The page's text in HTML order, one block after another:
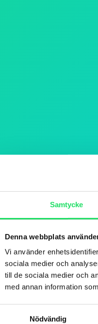
Samtycke
Denna webbplats
Vi använder
sociala medier och
till de sociala medier och
med annan information
Nödvändig